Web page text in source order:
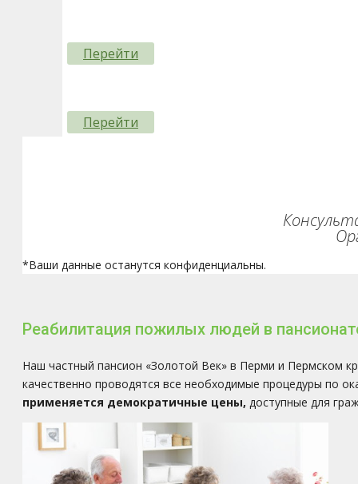
Перейти
Перейти
*Ваши данные останутся конфиденциальны.
Реабилитация пожилых людей в
Наш частный пансион «Золотой Век» в Перми и Пермском
качественно проводятся все необходимые процедуры по
применяется демократичные цены, доступные для